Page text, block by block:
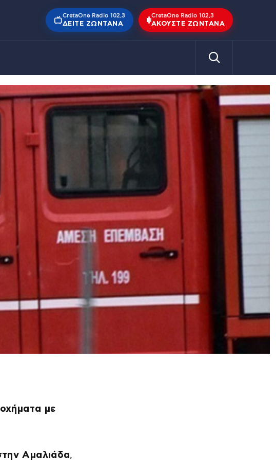
CretaOne Radio 102,3
ΔΕΊΤΕ ΖΩΝΤΑΝΆ
CretaOne Radio 102,3
ΑΚΟΎΣΤΕ ΖΩΝΤΑΝΆ
με
Αμαλιάδα,